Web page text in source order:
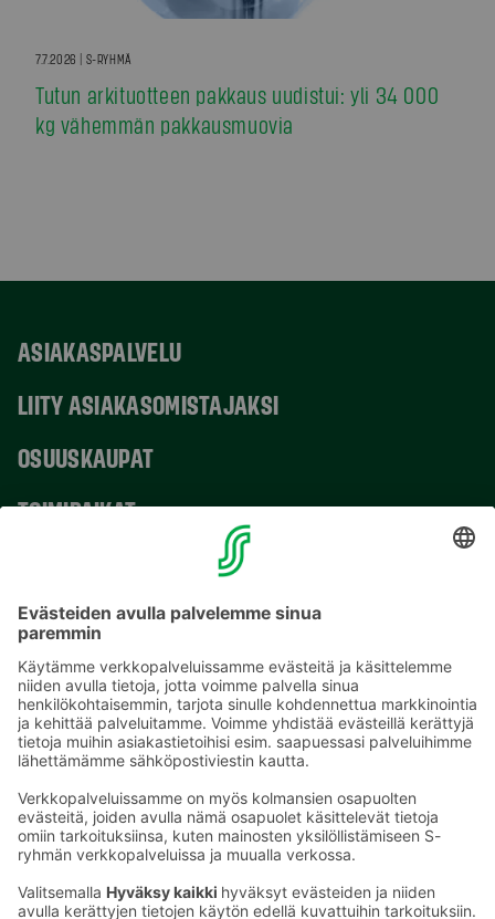
7.7.2026 | S-RYHMÄ
Tutun arkituotteen pakkaus uudistui: yli 34 000
kg vähemmän pakkausmuovia
ASIAKASPALVELU
LIITY ASIAKASOMISTAJAKSI
OSUUSKAUPAT
TOIMIPAIKAT
Sähköpostiosoitteet S-ryhmässä ovat muotoa
etunimi.sukunimi@sok.fi
Seuraa meitä: